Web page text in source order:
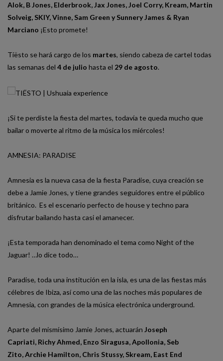
Alok, B Jones, Elderbrook,Jax Jones,Joel Corry, Kream, Martin
Solveig, SKIY,Vinne, Sam Green y Sunnery James & Ryan
Marciano ¡Esto promete!
Tiësto se hará cargo de los martes, siendo cabeza de cartel todas
las semanas del 4 de julio hasta el 29 de agosto.
¡Si te perdiste la fiesta del martes, todavía te queda mucho que
bailar o moverte al ritmo de la música los miércoles!
AMNESIA: PARADISE
Amnesia es la nueva casa de la fiesta Paradise, cuya creación se
debe a Jamie Jones, y tiene grandes seguidores entre el público
británico. Es el escenario perfecto de house y techno para
disfrutar bailando hasta casi el amanecer.
¡Esta temporada han denominado el tema como Night of the
Jaguar! …lo dice todo…
Paradise, toda una institución en la isla, es una de las fiestas más
célebres de Ibiza, así como una de las noches más populares de
Amnesia, con grandes de la música electrónica underground.
Aparte del mismísimo Jamie Jones, actuarán Joseph
Capriati, Richy Ahmed, Enzo Siragusa,Apollonia, Seb
Zito,Archie Hamilton, Chris Stussy, Skream, East End